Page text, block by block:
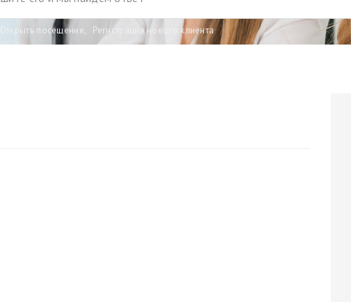
Открыть посещение, Регистрация нового клиента